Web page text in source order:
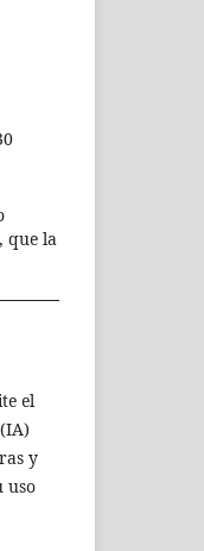
que la
el
y
uso